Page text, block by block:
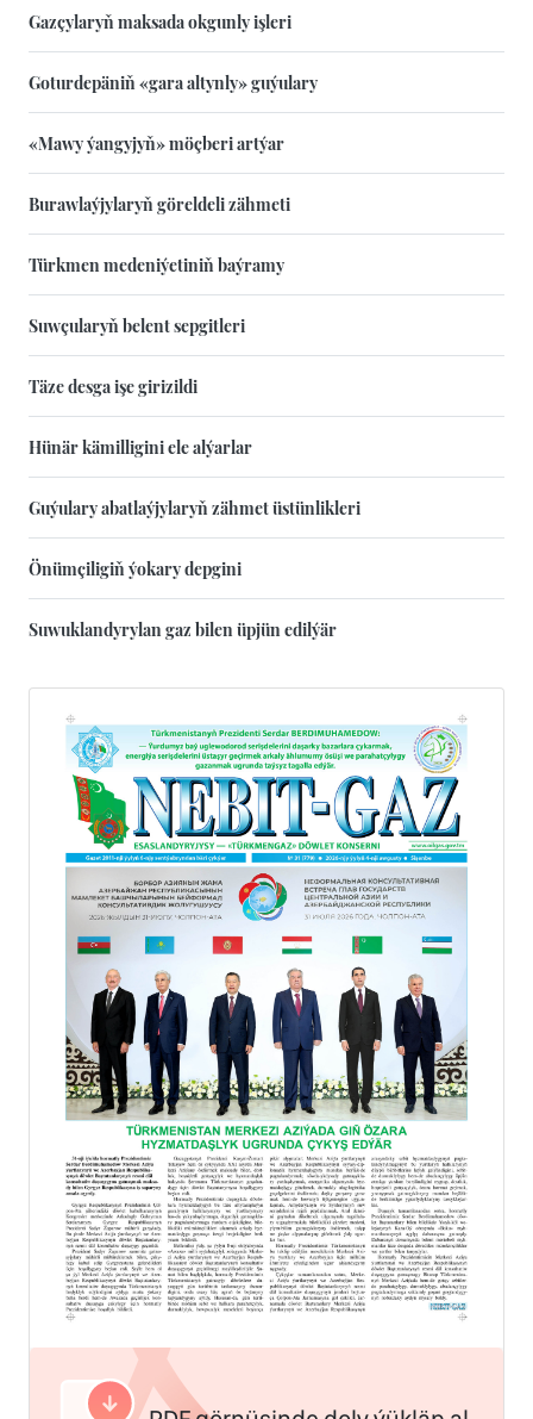
Gazçylaryň maksada okgunly işleri
Goturdepäniň «gara altynly» guýulary
«Mawy ýangyjyň» möçberi artýar
Burawlaýjylaryň göreldeli zähmeti
Türkmen medeniýetiniň baýramy
Suwçularyň belent sepgitleri
Täze desga işe girizildi
Hünär kämilligini ele alýarlar
Guýulary abatlaýjylaryň zähmet üstünlikleri
Önümçiligiň ýokary depgini
Suwuklandyrylan gaz bilen üpjün edilýär